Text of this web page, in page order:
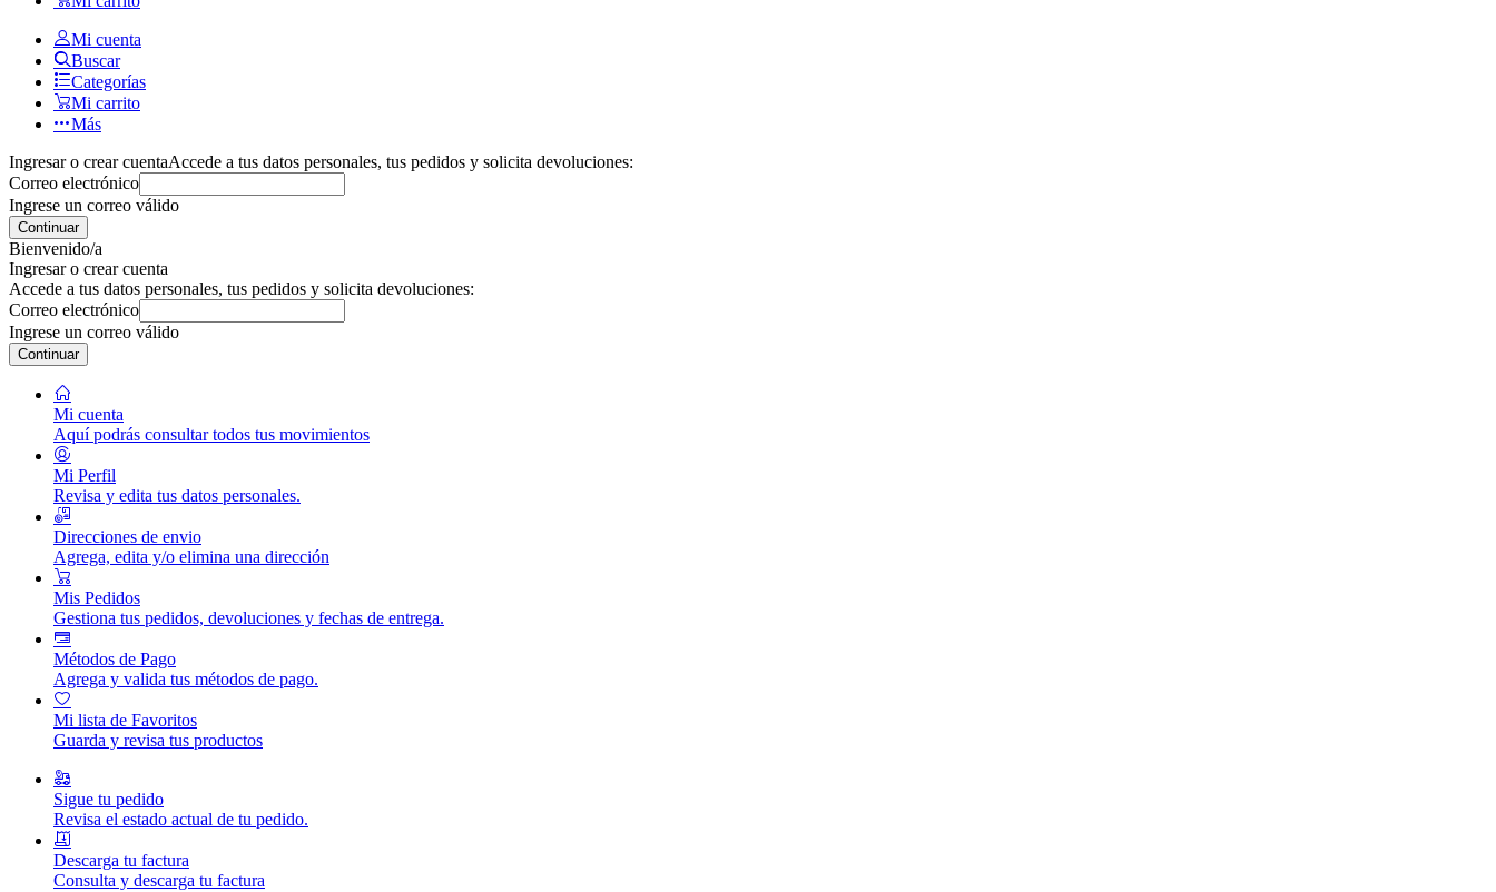
Mi cuenta
Buscar
Categorías
Mi carrito
Más
Ingresar o crear cuentaAccede a tus datos personales, tus pedidos y solicita devoluciones:
Correo electrónico
Ingrese un correo válido
Continuar
Bienvenido/a
Ingresar o crear cuenta
Accede a tus datos personales, tus pedidos y solicita devoluciones:
Correo electrónico
Ingrese un correo válido
Continuar
Mi cuenta
Aquí podrás consultar todos tus movimientos
Mi Perfil
Revisa y edita tus datos personales.
Direcciones de envio
Agrega, edita y/o elimina una dirección
Mis Pedidos
Gestiona tus pedidos, devoluciones y fechas de entrega.
Métodos de Pago
Agrega y valida tus métodos de pago.
Mi lista de Favoritos
Guarda y revisa tus productos
Sigue tu pedido
Revisa el estado actual de tu pedido.
Descarga tu factura
Consulta y descarga tu factura